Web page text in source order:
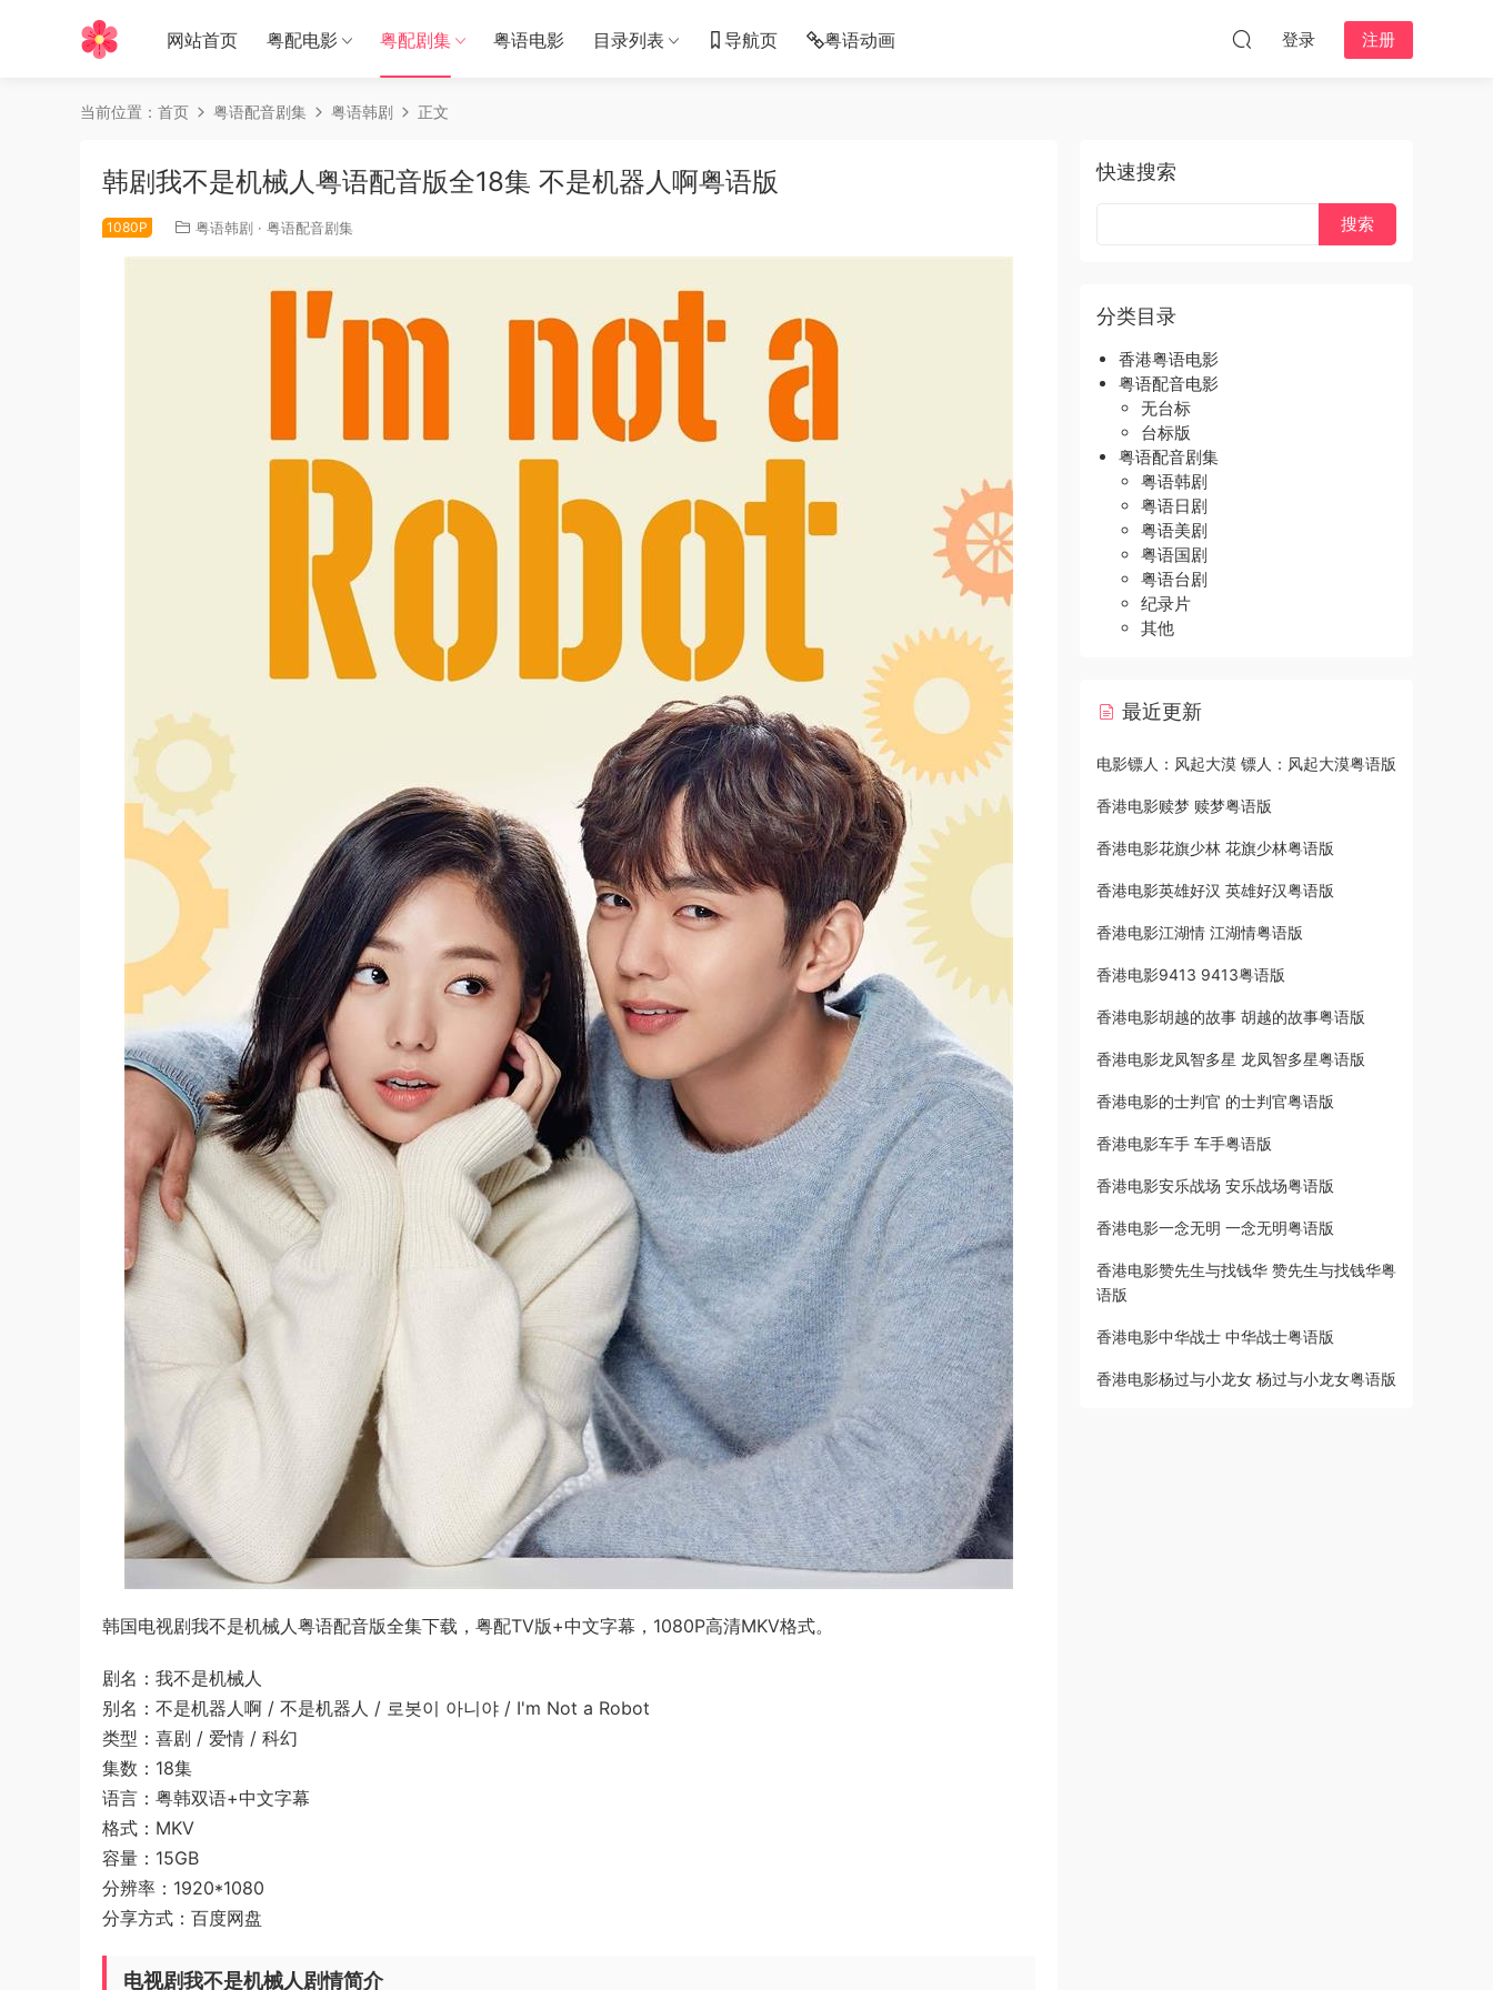
网站首页 粤配电影 粤配剧集 粤语电影 目录列表 导航页 粤语动画 登录 注册
当前位置： 首页 粤语配音剧集 粤语韩剧 正文
韩剧我不是机械人粤语配音版全18集 不是机器人啊粤语版
1080P 粤语韩剧 · 粤语配音剧集
韩国电视剧我不是机械人粤语配音版全集下载，粤配TV版+中文字幕，1080P高清MKV格式。
剧名：我不是机械人
别名：不是机器人啊 / 不是机器人 / 로봇이 아니야 / I'm Not a Robot
类型：喜剧 / 爱情 / 科幻
集数：18集
语言：粤韩双语+中文字幕
格式：MKV
容量：15GB
分辨率：1920*1080
分享方式：百度网盘
电视剧我不是机械人剧情简介
快速搜索
分类目录
香港粤语电影
粤语配音电影
无台标
台标版
粤语配音剧集
粤语韩剧
粤语日剧
粤语美剧
粤语国剧
粤语台剧
纪录片
其他
最近更新
电影镖人：风起大漠 镖人：风起大漠粤语版
香港电影赎梦 赎梦粤语版
香港电影花旗少林 花旗少林粤语版
香港电影英雄好汉 英雄好汉粤语版
香港电影江湖情 江湖情粤语版
香港电影9413 9413粤语版
香港电影胡越的故事 胡越的故事粤语版
香港电影龙凤智多星 龙凤智多星粤语版
香港电影的士判官 的士判官粤语版
香港电影车手 车手粤语版
香港电影安乐战场 安乐战场粤语版
香港电影一念无明 一念无明粤语版
香港电影赞先生与找钱华 赞先生与找钱华粤
语版
香港电影中华战士 中华战士粤语版
香港电影杨过与小龙女 杨过与小龙女粤语版